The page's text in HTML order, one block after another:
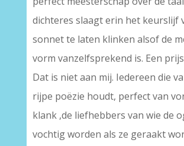
dichteres slaagt erin het keurslijf
sonnet te laten klinken alsof de
vorm vanzelfsprekend is. Een
Dat is niet aan mij. Iedereen die
rijpe poëzie houdt, perfect van
klank ,de liefhebbers van wie de
vochtig worden als ze geraakt